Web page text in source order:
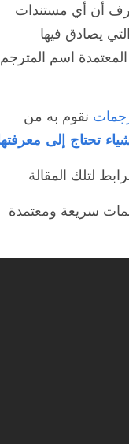
أن أي مستندات
يصادق فيها
اسم المترجم
نقوم به من
سريعة ومعتمدة